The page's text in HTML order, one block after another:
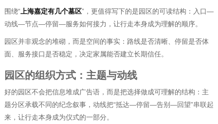
围绕“ 上海嘉定有几个墓区”，更值得写下的是园区的可读结构：入口—
动线—节点—停留—服务如何接力，让行走本身成为理解的顺序。
园区并非观念的堆砌，而是空间的事实：路线是否清晰、停留是否体
面、服务接口是否稳定，决定家属能否建立长期信任。
园区的组织方式：主题与动线
好的园区不会把信息堆成广告语，而是把选择做成可理解的结构：主
题分区承载不同的纪念叙事，动线把“抵达—停留—告别—回望”串联起
来，让行走本身成为仪式的一部分。